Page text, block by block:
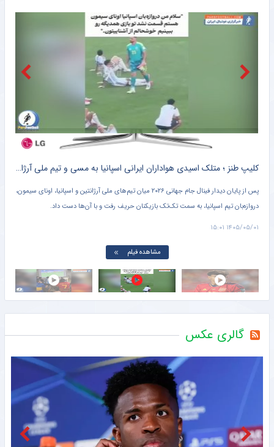
خبرورزشی اخراج میلاد محمدی در اولین بازی فیکس
با تصمیم فدراسیون بین‌المللی وزنه‌برداری؛ رکورد‌های جهانی یوسفی و نصیری حفظ شد
خبرگزاری مهر بازدید سرپرست فدراسیون پارادوومیدانی از دومین اردوی تیم ملی مردان
عکس| اخراج ملی‌پوش فوتبال ایران در ۱۲ دقیقه!
کلیپ طنز ؛ متلک اسیدی هواداران ایرانی اسپانیا به مسی و تیم ملی آرژانتین + سند
پس از پایان دیدار فینال جام جهانی ۲۰۲۶ میان تیم‌های ملی آرژانتین و اسپانیا، اونای سیمون،
دروازه‌بان تیم اسپانیا، به سمت تک‌تک بازیکنان حریف رفت و با آن‌ها دست داد.
۱۴۰۵/۰۵/۰۱ ۱۵:۰۱
مشاهده فیلم
گالری عکس